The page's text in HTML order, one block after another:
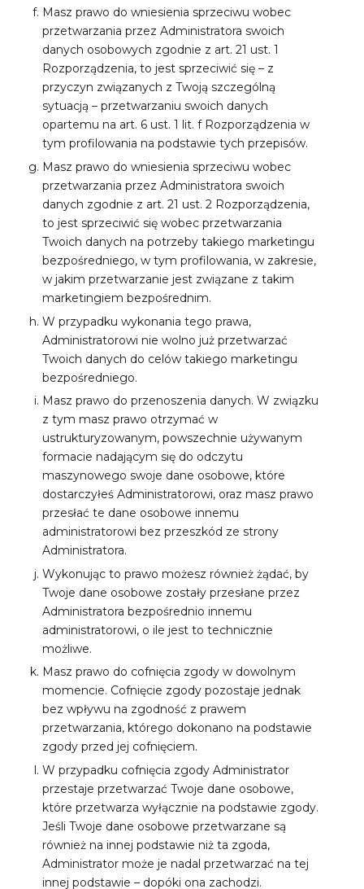
Masz prawo do wniesienia sprzeciwu wobec
przetwarzania przez Administratora swoich
danych osobowych zgodnie z art. 21 ust. 1
Rozporządzenia, to jest sprzeciwić się – z
przyczyn związanych z Twoją szczególną
sytuacją – przetwarzaniu swoich danych
opartemu na art. 6 ust. 1 lit. f Rozporządzenia w
tym profilowania na podstawie tych przepisów.
Masz prawo do wniesienia sprzeciwu wobec
przetwarzania przez Administratora swoich
danych zgodnie z art. 21 ust. 2 Rozporządzenia,
to jest sprzeciwić się wobec przetwarzania
Twoich danych na potrzeby takiego marketingu
bezpośredniego, w tym profilowania, w zakresie,
w jakim przetwarzanie jest związane z takim
marketingiem bezpośrednim.
W przypadku wykonania tego prawa,
Administratorowi nie wolno już przetwarzać
Twoich danych do celów takiego marketingu
bezpośredniego.
Masz prawo do przenoszenia danych. W związku
z tym masz prawo otrzymać w
ustrukturyzowanym, powszechnie używanym
formacie nadającym się do odczytu
maszynowego swoje dane osobowe, które
dostarczyłeś Administratorowi, oraz masz prawo
przesłać te dane osobowe innemu
administratorowi bez przeszkód ze strony
Administratora.
Wykonując to prawo możesz również żądać, by
Twoje dane osobowe zostały przesłane przez
Administratora bezpośrednio innemu
administratorowi, o ile jest to technicznie
możliwe.
Masz prawo do cofnięcia zgody w dowolnym
momencie. Cofnięcie zgody pozostaje jednak
bez wpływu na zgodność z prawem
przetwarzania, którego dokonano na podstawie
zgody przed jej cofnięciem.
W przypadku cofnięcia zgody Administrator
przestaje przetwarzać Twoje dane osobowe,
które przetwarza wyłącznie na podstawie zgody.
Jeśli Twoje dane osobowe przetwarzane są
również na innej podstawie niż ta zgoda,
Administrator może je nadal przetwarzać na tej
innej podstawie – dopóki ona zachodzi.